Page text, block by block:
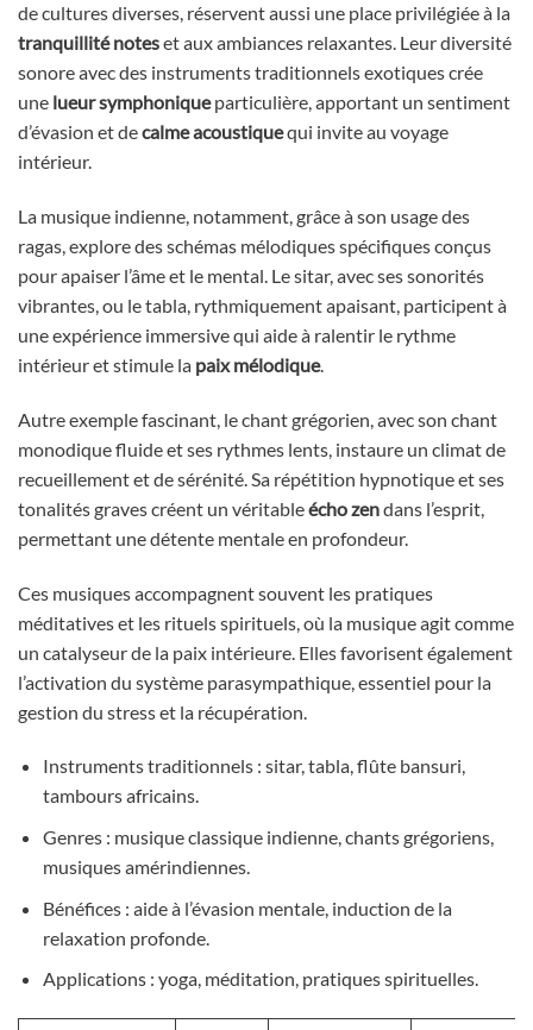
de cultures diverses, réservent aussi une place privilégiée à la
tranquillité noteset aux ambiances relaxantes. Leur diversité
sonore avec des instruments traditionnels exotiques crée
une lueur symphoniqueparticulière, apportant un sentiment
d’évasion et decalme acoustiquequi invite au voyage
intérieur.
La musique indienne, notamment, grâce à son usage des
ragas, explore des schémas mélodiques spécifiques conçus
pour apaiser l’âme et le mental. Le sitar, avec ses sonorités
vibrantes, ou le tabla, rythmiquement apaisant, participent à
une expérience immersive qui aide à ralentir le rythme
intérieur et stimule la paix mélodique.
Autre exemple fascinant, le chant grégorien, avec son chant
monodique fluide et ses rythmes lents, instaure un climat de
recueillement et de sérénité. Sa répétition hypnotique et ses
tonalités graves créent un véritableécho zendans l’esprit,
permettant une détente mentale en profondeur.
Ces musiques accompagnent souvent les pratiques
méditatives et les rituels spirituels, où la musique agit comme
un catalyseur de la paix intérieure. Elles favorisent également
l’activation du système parasympathique, essentiel pour la
gestion du stress et la récupération.
Instruments traditionnels : sitar, tabla, flûte bansuri,
tambours africains.
Genres : musique classique indienne, chants grégoriens,
musiques amérindiennes.
Bénéfices : aide à l’évasion mentale, induction de la
relaxation profonde.
Applications : yoga, méditation, pratiques spirituelles.